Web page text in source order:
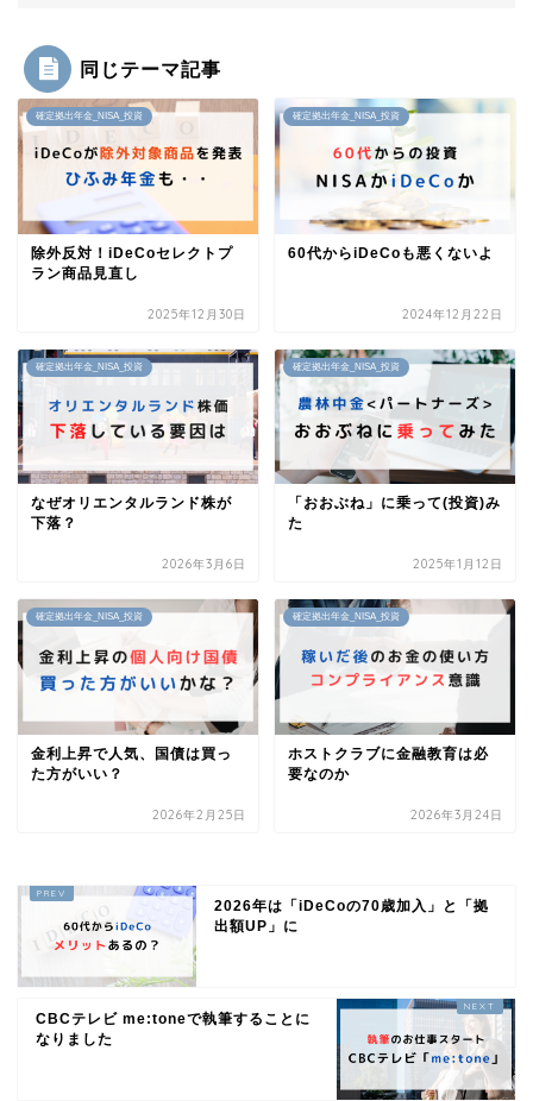
同じテーマ記事
確定拠出年金_NISA_投資
除外反対！iDeCoセレクトプ
ラン商品見直し
2025年12月30日
確定拠出年金_NISA_投資
60代からiDeCoも悪くないよ
2024年12月22日
確定拠出年金_NISA_投資
なぜオリエンタルランド株が
下落？
2026年3月6日
確定拠出年金_NISA_投資
「おおぶね」に乗って(投資)み
た
2025年1月12日
確定拠出年金_NISA_投資
金利上昇で人気、国債は買っ
た方がいい？
2026年2月25日
確定拠出年金_NISA_投資
ホストクラブに金融教育は必
要なのか
2026年3月24日
2026年は「iDeCoの70歳加入」と「拠
出額UP」に
CBCテレビ me:toneで執筆することに
なりました